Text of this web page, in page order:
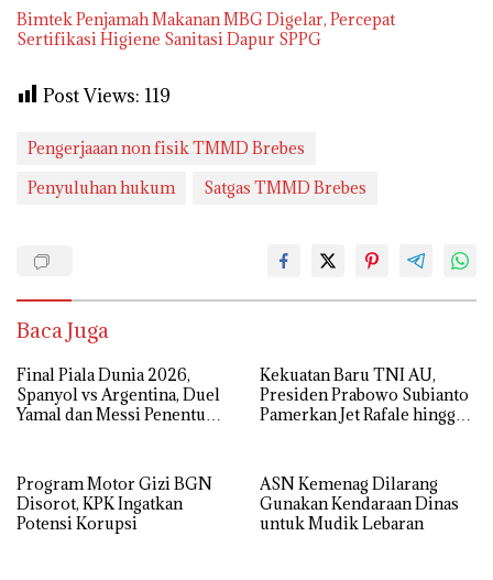
Bimtek Penjamah Makanan MBG Digelar, Percepat
Sertifikasi Higiene Sanitasi Dapur SPPG
Post Views: 119
Pengerjaaan non fisik TMMD Brebes
Penyuluhan hukum
Satgas TMMD Brebes
Baca Juga
Final Piala Dunia 2026,
Spanyol vs Argentina, Duel
Yamal dan Messi Penentu
Kekuatan Baru TNI AU,
Presiden Prabowo Subianto
Pamerkan Jet Rafale hingga
Program Motor Gizi BGN
Disorot, KPK Ingatkan
Potensi Korupsi
ASN Kemenag Dilarang
Gunakan Kendaraan Dinas
untuk Mudik Lebaran